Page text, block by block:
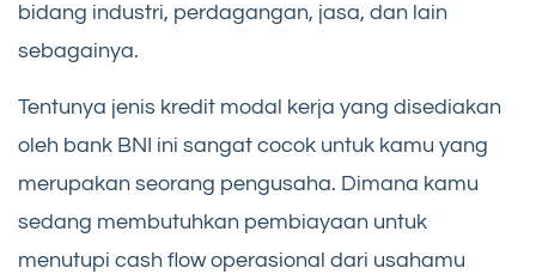
bidang industri, perdagangan, jasa, dan lain
sebagainya.
Tentunya jenis kredit modal kerja yang disediakan
oleh bank BNI ini sangat cocok untuk kamu yang
merupakan seorang pengusaha. Dimana kamu
sedang membutuhkan pembiayaan untuk
menutupi cash flow operasional dari usahamu